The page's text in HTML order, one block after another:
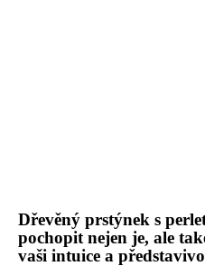
Dřevěný prstýnek s
pochopit nejen je, ale tak
vaši intuice a p